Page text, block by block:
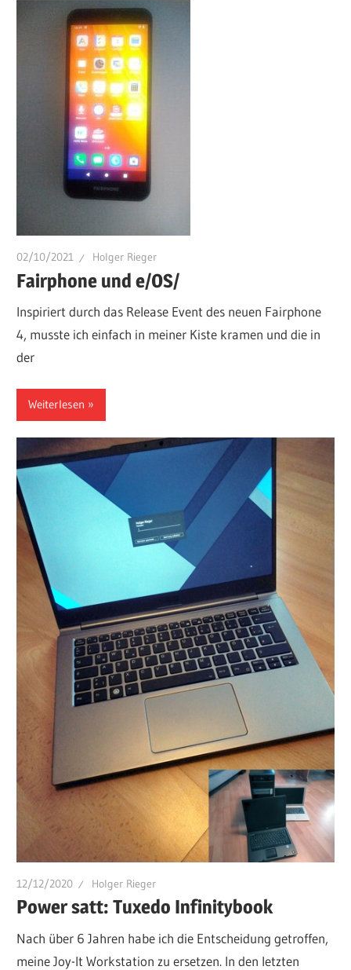
02/10/2021 Holger Rieger
Fairphone und e/OS/
Inspiriert durch das Release Event des neuen Fairphone
4, musste ich einfach in meiner Kiste kramen und die in
der
Weiterlesen
12/12/2020 Holger Rieger
Power satt: Tuxedo Infinitybook
Nach über 6 Jahren habe ich die Entscheidung getroffen,
meine Joy-It Workstation zu ersetzen. In den letzten